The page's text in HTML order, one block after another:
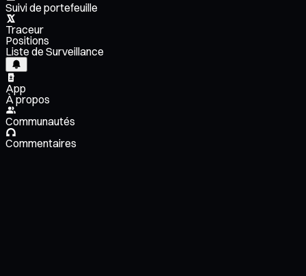
Suivi de portefeuille
Traceur
Positions
Liste de Surveillance
App
À propos
Communautés
Commentaires